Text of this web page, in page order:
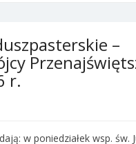
–
r.
w poniedziałek wsp. św.